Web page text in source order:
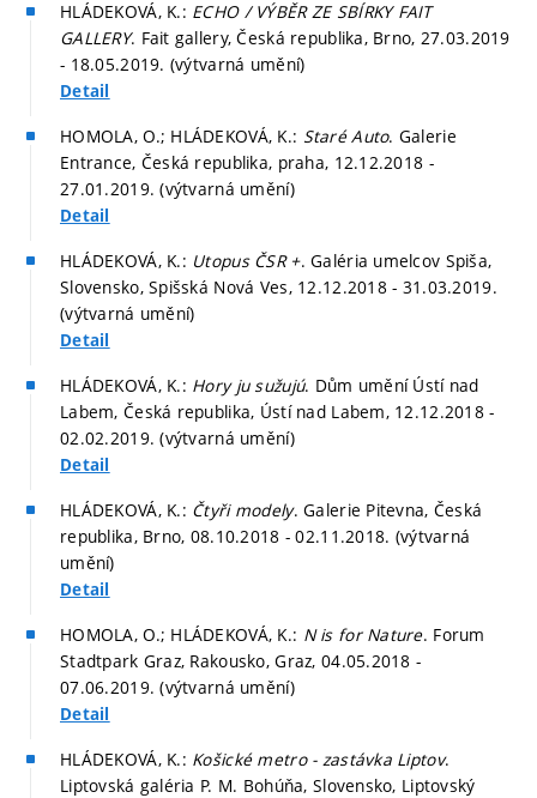
HLÁDEKOVÁ, K.: ECHO / VÝBĚR ZE SBÍRKY FAIT
GALLERY. Fait gallery, Česká republika, Brno, 27.03.2019
- 18.05.2019. (výtvarná umění)
Detail
HOMOLA, O.; HLÁDEKOVÁ, K.: Staré Auto. Galerie
Entrance, Česká republika, praha, 12.12.2018 -
27.01.2019. (výtvarná umění)
Detail
HLÁDEKOVÁ, K.: Utopus ČSR +. Galéria umelcov Spiša,
Slovensko, Spišská Nová Ves, 12.12.2018 - 31.03.2019.
(výtvarná umění)
Detail
HLÁDEKOVÁ, K.: Hory ju sužujú. Dům umění Ústí nad
Labem, Česká republika, Ústí nad Labem, 12.12.2018 -
02.02.2019. (výtvarná umění)
Detail
HLÁDEKOVÁ, K.: Čtyři modely. Galerie Pitevna, Česká
republika, Brno, 08.10.2018 - 02.11.2018. (výtvarná
umění)
Detail
HOMOLA, O.; HLÁDEKOVÁ, K.: N is for Nature. Forum
Stadtpark Graz, Rakousko, Graz, 04.05.2018 -
07.06.2019. (výtvarná umění)
Detail
HLÁDEKOVÁ, K.: Košické metro - zastávka Liptov.
Liptovská galéria P. M. Bohúňa, Slovensko, Liptovský